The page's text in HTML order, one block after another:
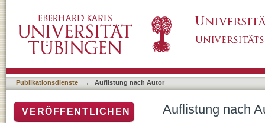
Publikationsdienste → Auflistung nach Autor
Auflistung nach
VERÖFFENTLICHEN